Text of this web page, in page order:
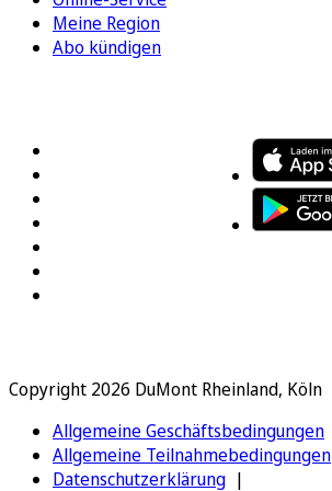
Meine Region
Abo kündigen
Copyright 2026 DuMont Rheinland, Köln
Allgemeine Geschäftsbedingungen
Allgemeine Teilnahmebedingungen
Datenschutzerklärung